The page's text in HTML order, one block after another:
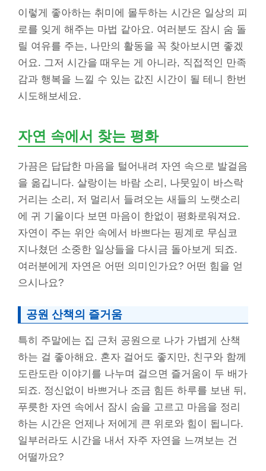
이렇게 좋아하는 취미에 몰두하는 시간은 일상의 피
로를 잊게 해주는 마법 같아요. 여러분도 잠시 숨 돌
릴 여유를 주는, 나만의 활동을 꼭 찾아보시면 좋겠
어요. 그저 시간을 때우는 게 아니라, 직접적인 만족
감과 행복을 느낄 수 있는 값진 시간이 될 테니 한번
시도해보세요.
자연 속에서 찾는 평화
가끔은 답답한 마음을 털어내려 자연 속으로 발걸음
을 옮깁니다. 살랑이는 바람 소리, 나뭇잎이 바스락
거리는 소리, 저 멀리서 들려오는 새들의 노랫소리
에 귀 기울이다 보면 마음이 한없이 평화로워져요.
자연이 주는 위안 속에서 바쁘다는 핑계로 무심코
지나쳤던 소중한 일상들을 다시금 돌아보게 되죠.
여러분에게 자연은 어떤 의미인가요? 어떤 힘을 얻
으시나요?
공원 산책의 즐거움
특히 주말에는 집 근처 공원으로 나가 가볍게 산책
하는 걸 좋아해요. 혼자 걸어도 좋지만, 친구와 함께
도란도란 이야기를 나누며 걸으면 즐거움이 두 배가
되죠. 정신없이 바쁘거나 조금 힘든 하루를 보낸 뒤,
푸릇한 자연 속에서 잠시 숨을 고르고 마음을 정리
하는 시간은 언제나 저에게 큰 위로와 힘이 됩니다.
일부러라도 시간을 내서 자주 자연을 느껴보는 건
어떨까요?